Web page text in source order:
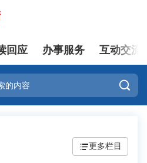
登录
回应 办事服务 互动交流

更多栏目